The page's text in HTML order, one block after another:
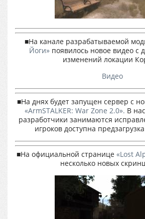
■На канале разрабатываемой
Йоги» появилось новое видео с
изменений локации
Видео
■На днях будет запущен сервер с
«ArmSTALKER: War Zone 2.0». В
разработчики занимаются
игроков доступна
■На официальной странице «Lost
несколько новых